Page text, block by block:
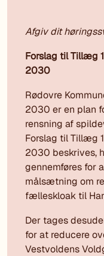
Afgiv dit
Forslag til Tillæg
2030
Rødovre
2030 er en plan
rensning af
Forslag til Tillæg
2030 beskrives,
gennemføres for
målsætning om
fælleskloak til
Der tages
for at reducere
Vestvoldens